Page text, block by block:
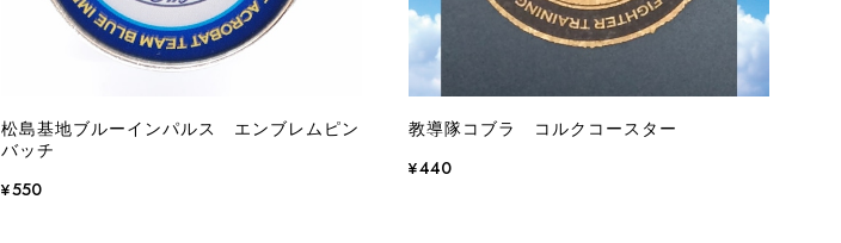
松島基地ブルーインパルス エンブレムピン
バッチ
¥550
教導隊コブラ コルクコースター
¥440